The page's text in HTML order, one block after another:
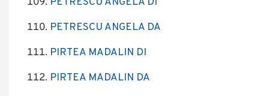
PETRESCU ANGELA DA
PIRTEA MADALIN DI
PIRTEA MADALIN DA